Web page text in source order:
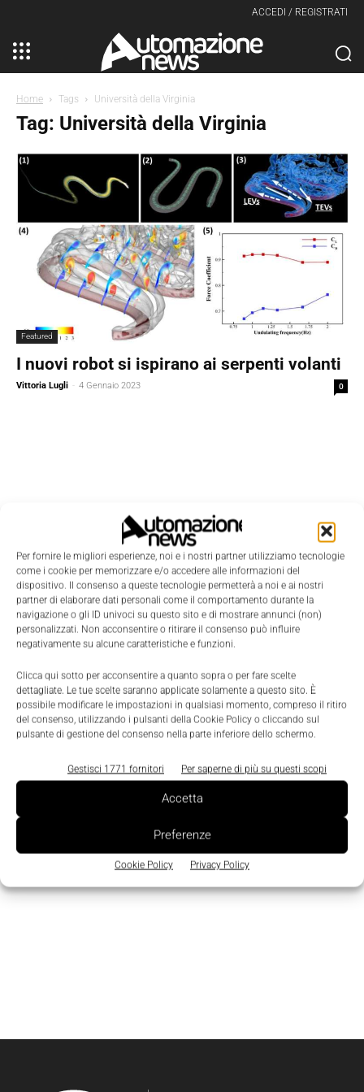
Per fornire le migliori esperienze, noi e i nostri partner utilizziamo tecnologie
come i cookie per memorizzare e/o accedere alle informazioni del
dispositivo. Il consenso a queste tecnologie permetterà a noi e ai nostri
partner di elaborare dati personali come il comportamento durante la
navigazione o gli ID univoci su questo sito e di mostrare annunci (non)
personalizzati. Non acconsentire o ritirare il consenso può influire
negativamente su alcune caratteristiche e funzioni.
Clicca qui sotto per acconsentire a quanto sopra o per fare scelte
dettagliate. Le tue scelte saranno applicate solamente a questo sito. È
possibile modificare le impostazioni in qualsiasi momento, compreso il ritiro
del consenso, utilizzando i pulsanti della Cookie Policy o cliccando sul
pulsante di gestione del consenso nella parte inferiore dello schermo.
Gestisci 1771 fornitori Per saperne di più su questi scopi
Accetta
Preferenze
Cookie Policy Privacy Policy
ACCEDI / REGISTRATI
Home Tags Università della Virginia
Tag: Università della Virginia
Featured
I nuovi robot si ispirano ai serpenti volanti
Vittoria Lugli - 4 Gennaio 2023 0
Edicola